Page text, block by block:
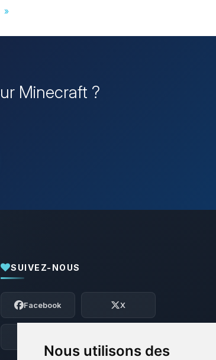
Nous utilisons des
»
Minecraft ?
SUIVEZ-NOUS
Facebook X
Youpi, enfin quelqu’un pour me parler !
Moi c’est Choupy, ton petit assistant
BoxToPlay. Dis-moi ce dont tu as besoin
et je vais remuer mes petits circuits
07/08/2026 à 06:45